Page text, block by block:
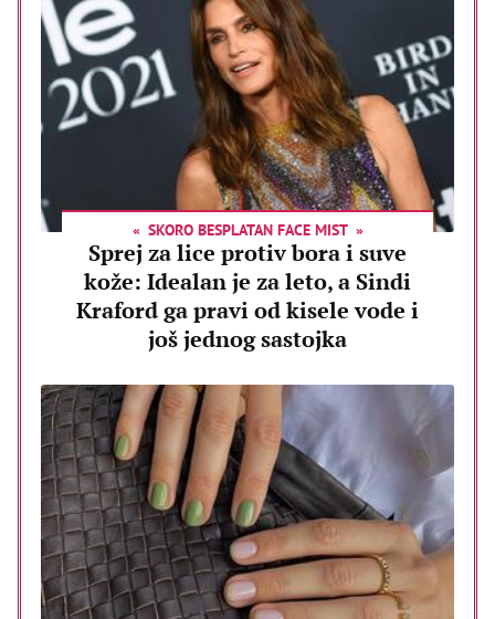
SKORO BESPLATAN FACE MIST
Sprej za lice protiv bora i suve
kože: Idealan je za leto, a Sindi
Kraford ga pravi od kisele vode i
još jednog sastojka